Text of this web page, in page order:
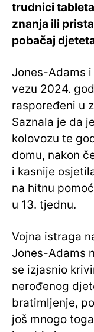
trudnici
znanja ili
pobačaj
Jones-Adams
vezu 2024.
raspoređeni u
Saznala je da
kolovozu te
domu, nakon
i kasnije
na hitnu
u 13. tjednu.
Vojna istraga
Jones-Adams
se izjasnio
nerođenog
bratimljenje,
još mnogo